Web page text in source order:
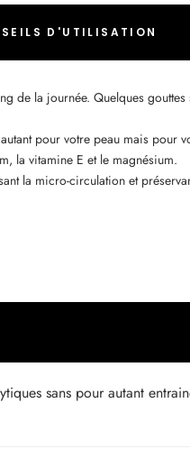
D'UTILISATION
de la journée. Quelques gouttes
pour votre peau mais pour
la vitamine E et le magnésium.
la micro-circulation et
sans pour autant